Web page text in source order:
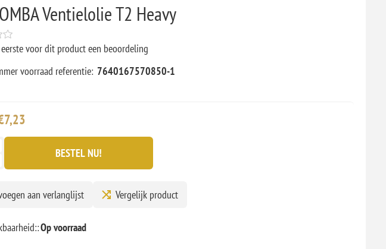
Ventielolie T2 Heavy
voor dit product een beoordeling
voorraad referentie: 7640167570850-1
BESTEL NU!
aan verlanglijst Vergelijk product
Op voorraad